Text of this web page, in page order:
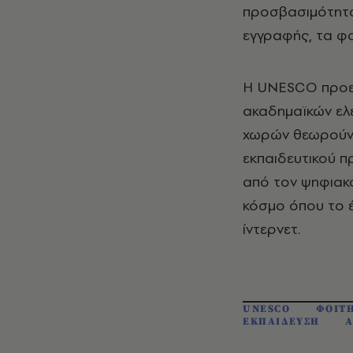
εγγραφής, τα
Η UNESCO
ακαδημαϊκών
χωρών θεωρούν
εκπαιδευτικού
από τον
κόσμο όπου το
ίντερνετ.
UNESCO
ΕΚΠΑΙΔΕΥΣΗ